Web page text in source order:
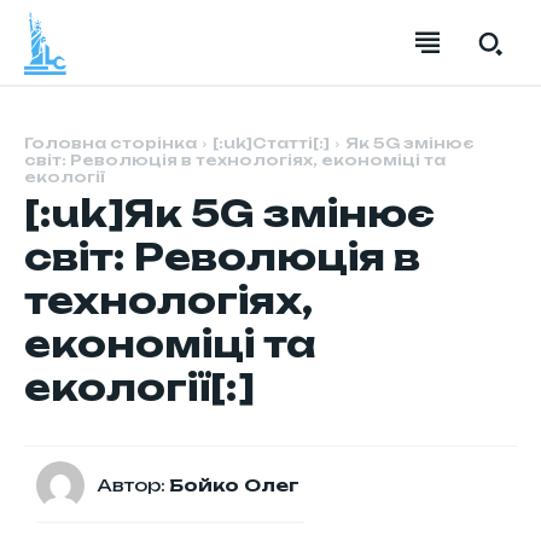
НОВИНИ
НОВИНИ
Головна сторінка [:uk]Статті[:]
Як 5G змінює
світ: Революція в технологіях, економіці та
екології
[:uk]Як 5G змінює
світ: Революція в
технологіях,
економіці та
екології[:]
Автор: Бойко Олег